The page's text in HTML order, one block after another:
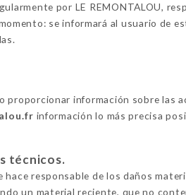
por LE REMONTALOU,
se informará al usuario de
proporcionar información sobre las
información lo más precisa
técnicos.
responsable de los daños
un material reciente, que no